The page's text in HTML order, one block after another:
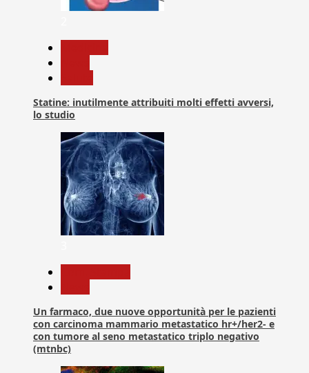
Statine: inutilmente attribuiti molti effetti avversi,
lo studio
Un farmaco, due nuove opportunità per le pazienti
con carcinoma mammario metastatico hr+/her2- e
con tumore al seno metastatico triplo negativo
(mtnbc)